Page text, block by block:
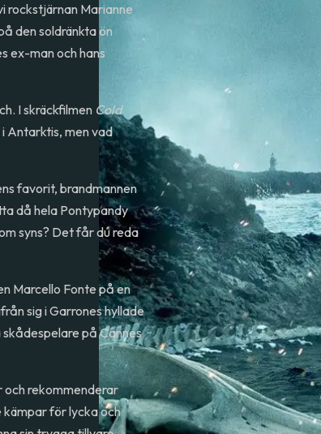
rockstjärnan Marianne
den soldränkta ön
ex-man och hans
I skräckfilmen Cold
Antarktis, men vad
favorit, brandmannen
då hela Pontypandy
syns? Det får du reda
Marcello Fonte på en
sig i Garrones hyllade
på Cannes
och rekommenderar
för lycka och